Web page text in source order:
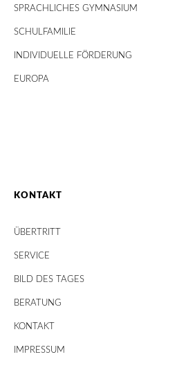
SPRACHLICHES GYMNASIUM
SCHULFAMILIE
INDIVIDUELLE FÖRDERUNG
EUROPA
KONTAKT
ÜBERTRITT
SERVICE
BILD DES TAGES
BERATUNG
KONTAKT
IMPRESSUM